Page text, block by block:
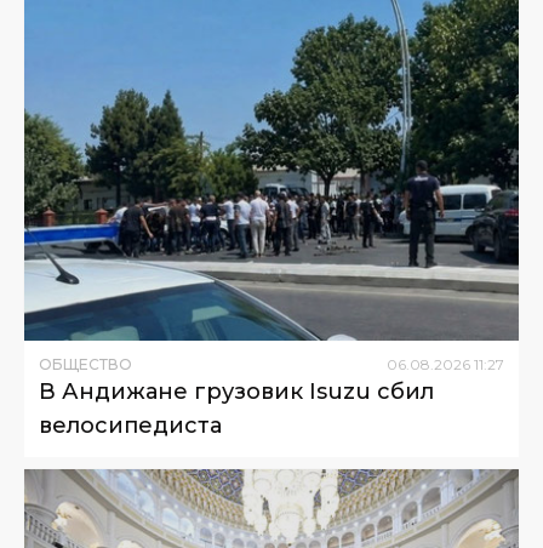
ОБЩЕСТВО 06 08 2026 11:27
В Андижане грузовик Isuzu сбил
велосипедиста